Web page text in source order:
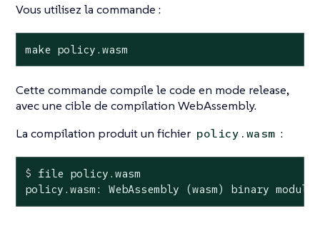
Vous utilisez la commande :
make policy.wasm
Cette commande compile le code en mode release,
avec une cible de compilation WebAssembly.
La compilation produit un fichier policy.wasm :
$ file policy.wasm
policy.wasm: WebAssembly (wasm) binary